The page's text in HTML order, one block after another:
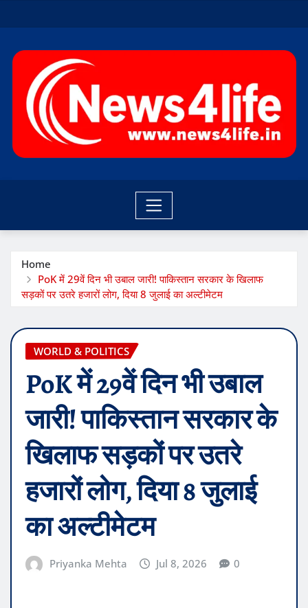
to
Home
PoK में 29वें दिन भी उबाल जारी! पाकिस्तान सरकार के खिलाफ
सड़कों पर उतरे हजारों लोग, दिया 8 जुलाई का अल्टीमेटम
WORLD & POLITICS
PoK में 29वें दिन भी उबाल
जारी! पाकिस्तान सरकार के
खिलाफ सड़कों पर उतरे
हजारों लोग, दिया 8 जुलाई
का अल्टीमेटम
Priyanka Mehta Jul 8, 2026 0